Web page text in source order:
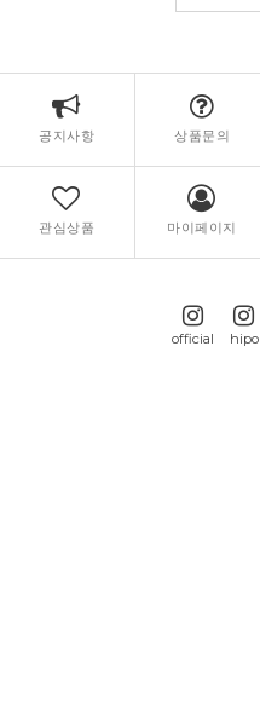
공지사항 상품문의
관심상품 마이페이지
official hipo